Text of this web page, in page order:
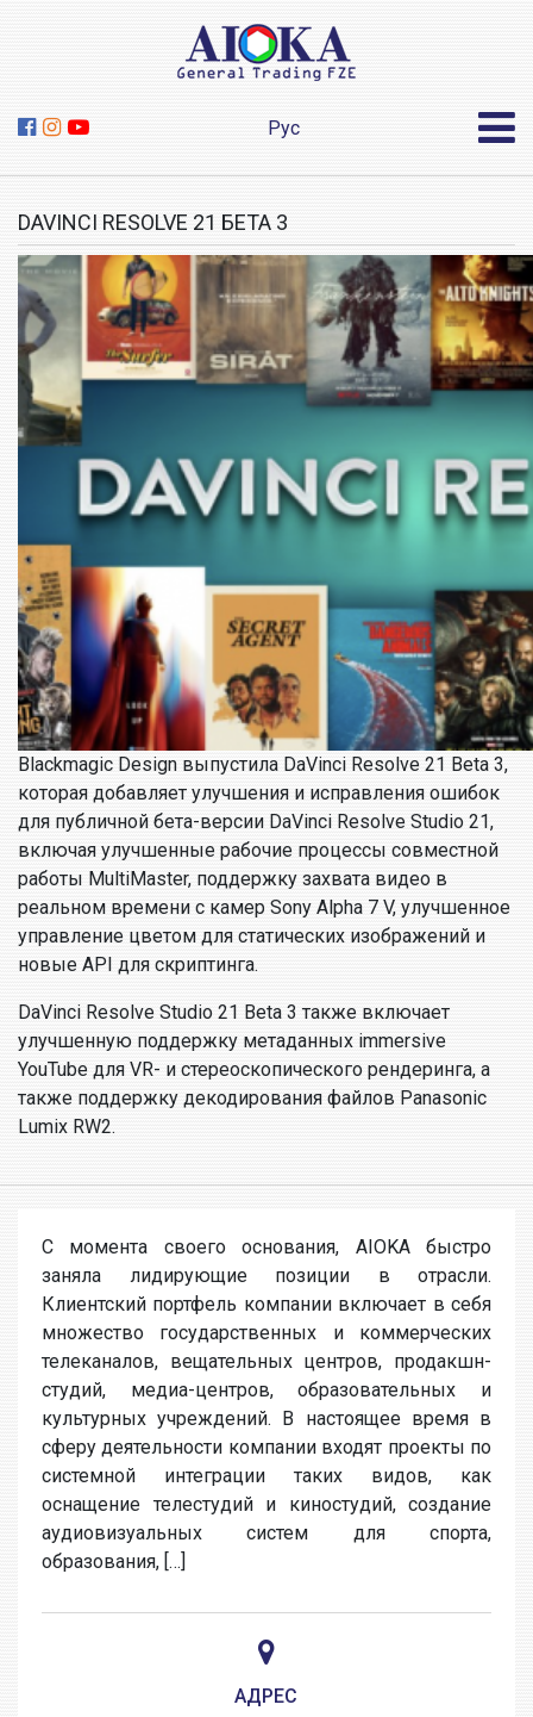
Рус
DAVINCI RESOLVE 21 БЕТА 3
Blackmagic Design выпустила DaVinci Resolve 21 Beta 3,
которая добавляет улучшения и исправления ошибок
для публичной бета-версии DaVinci Resolve Studio 21,
включая улучшенные рабочие процессы совместной
работы MultiMaster, поддержку захвата видео в
реальном времени с камер Sony Alpha 7 V, улучшенное
управление цветом для статических изображений и
новые API для скриптинга.
DaVinci Resolve Studio 21 Beta 3 также включает
улучшенную поддержку метаданных immersive
YouTube для VR- и стереоскопического рендеринга, а
также поддержку декодирования файлов Panasonic
Lumix RW2.
С момента своего основания, AIOKA быстро
заняла лидирующие позиции в отрасли.
Клиентский портфель компании включает в себя
множество государственных и коммерческих
телеканалов, вещательных центров, продакшн-
студий, медиа-центров, образовательных и
культурных учреждений. В настоящее время в
сферу деятельности компании входят проекты по
системной интеграции таких видов, как
оснащение телестудий и киностудий, создание
аудиовизуальных систем для спорта,
образования, […]
АДРЕС